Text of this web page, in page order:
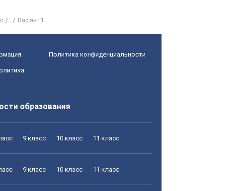
Варіант 1
Политика конфиденциальности
образования
9 класс 10 класс 11 класс
9 класс 10 класс 11 класс